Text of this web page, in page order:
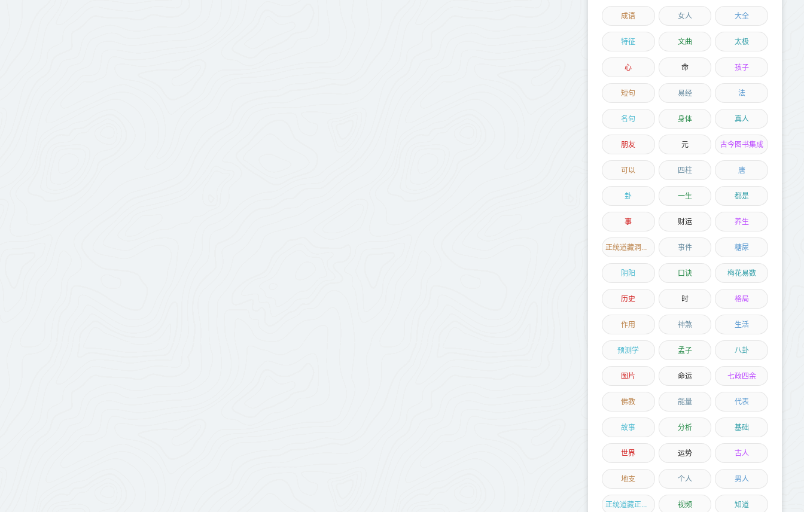
成语 女人 大全
特征 文曲 太极
心 命 孩子
短句 易经 法
名句 身体 真人
朋友 元 古今图书集成
可以 四柱 唐
卦 一生 都是
事 财运 养生
正统道藏洞神部 事件 糖尿
阴阳 口诀 梅花易数
历史 时 格局
作用 神煞 生活
预测学 孟子 八卦
图片 命运 七政四余
佛教 能量 代表
故事 分析 基础
世界 运势 古人
地支 个人 男人
正统道藏正一部 视频 知道